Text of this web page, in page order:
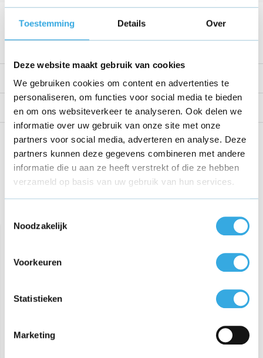
Toestemming Details Over
Deze website maakt gebruik van cookies
We gebruiken cookies om content en advertenties te
personaliseren, om functies voor social media te bieden
en om ons websiteverkeer te analyseren. Ook delen we
informatie over uw gebruik van onze site met onze
partners voor social media, adverteren en analyse. Deze
partners kunnen deze gegevens combineren met andere
informatie die u aan ze heeft verstrekt of die ze hebben
verzameld op basis van uw gebruik van hun services.
Noodzakelijk
Voorkeuren
Statistieken
Marketing
Bekijk alle specificaties
Productomschrijving
Reviews
Share this product!
Beko VRT 61821 VD